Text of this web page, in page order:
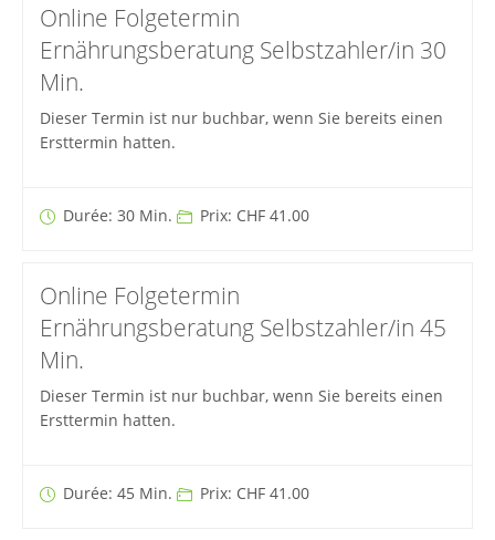
Online Folgetermin
Ernährungsberatung Selbstzahler/in 30
Min.
Dieser Termin ist nur buchbar, wenn Sie bereits einen
Ersttermin hatten.
Durée: 30 Min. Prix: CHF 41.00
Online Folgetermin
Ernährungsberatung Selbstzahler/in 45
Min.
Dieser Termin ist nur buchbar, wenn Sie bereits einen
Ersttermin hatten.
Durée: 45 Min. Prix: CHF 41.00